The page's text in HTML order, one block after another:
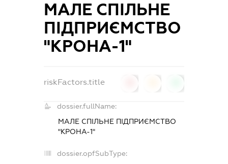
МАЛЕ СПІЛЬНЕ
ПІДПРИЄМСТВО
"КРОНА-1"
riskFactors.title
dossier.fullName:
МАЛЕ СПІЛЬНЕ ПІДПРИЄМСТВО
"КРОНА-1"
dossier.opfSubType: